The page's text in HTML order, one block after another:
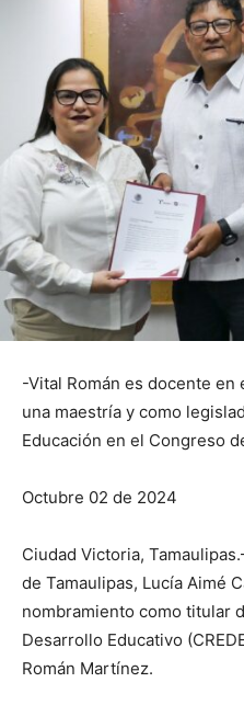
-Vital Román es docente en
una maestría y como
Educación en el Congreso
Octubre 02 de 2024
Ciudad Victoria,
de Tamaulipas, Lucía Aimé
nombramiento como titular
Desarrollo Educativo
Román Martínez.